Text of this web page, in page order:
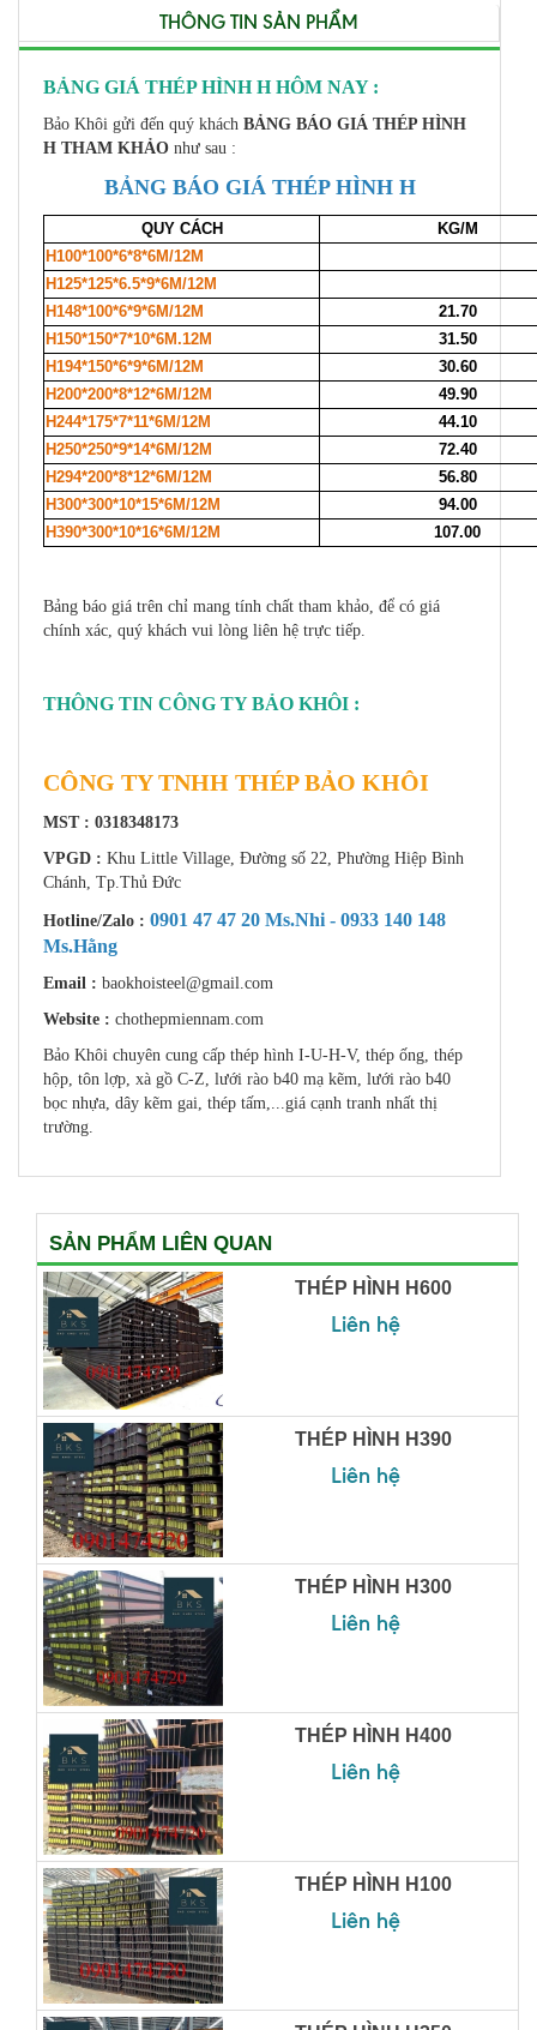
THÔNG TIN SẢN PHẨM
BẢNG GIÁ THÉP HÌNH H HÔM NAY :
Bảo Khôi gửi đến quý khách BẢNG BÁO GIÁ THÉP HÌNH
H THAM KHẢO như sau :
BẢNG BÁO GIÁ THÉP HÌNH H
QUY CÁCH
KG/M
H100*100*6*8*6M/12M
H125*125*6.5*9*6M/12M
H148*100*6*9*6M/12M
21.70
H150*150*7*10*6M.12M
31.50
H194*150*6*9*6M/12M
30.60
H200*200*8*12*6M/12M
49.90
H244*175*7*11*6M/12M
44.10
H250*250*9*14*6M/12M
72.40
H294*200*8*12*6M/12M
56.80
H300*300*10*15*6M/12M
94.00
H390*300*10*16*6M/12M
107.00
Bảng báo giá trên chỉ mang tính chất tham khảo, để có giá
chính xác, quý khách vui lòng liên hệ trực tiếp.
THÔNG TIN CÔNG TY BẢO KHÔI :
CÔNG TY TNHH THÉP BẢO KHÔI
MST : 0318348173
VPGD : Khu Little Village, Đường số 22, Phường Hiệp Bình
Chánh, Tp.Thủ Đức
Hotline/Zalo : 0901 47 47 20 Ms.Nhi - 0933 140 148
Ms.Hằng
Email : baokhoisteel@gmail.com
Website : chothepmiennam.com
Bảo Khôi chuyên cung cấp thép hình I-U-H-V, thép ống, thép
hộp, tôn lợp, xà gồ C-Z, lưới rào b40 mạ kẽm, lưới rào b40
bọc nhựa, dây kẽm gai, thép tấm,...giá cạnh tranh nhất thị
trường.
SẢN PHẨM LIÊN QUAN
THÉP HÌNH H600
Liên hệ
THÉP HÌNH H390
Liên hệ
THÉP HÌNH H300
Liên hệ
THÉP HÌNH H400
Liên hệ
THÉP HÌNH H100
Liên hệ